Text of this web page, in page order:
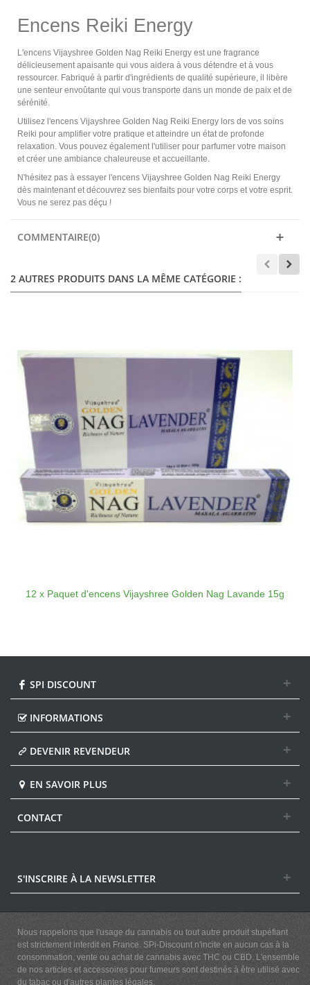
Encens Reiki Energy
L'encens Vijayshree Golden Nag Reiki Energy est une fragrance
délicieusement apaisante qui vous aidera à vous détendre et à vous
ressourcer. Fabriqué à partir d'ingrédients de qualité supérieure, il libère
une senteur envoûtante qui vous transporte dans un monde de paix et de
sérénité.
Utilisez l'encens Vijayshree Golden Nag Reiki Energy lors de vos soins
Reiki pour amplifier votre pratique et atteindre un état de profonde
relaxation. Vous pouvez également l'utiliser pour parfumer votre maison
et créer une ambiance chaleureuse et accueillante.
N'hésitez pas à essayer l'encens Vijayshree Golden Nag Reiki Energy
dès maintenant et découvrez ses bienfaits pour votre corps et votre esprit.
Vous ne serez pas déçu !
COMMENTAIRE(0)
2 AUTRES PRODUITS DANS LA MÊME CATÉGORIE :
12 x Paquet d'encens Vijayshree Golden Nag Lavande 15g
SPI DISCOUNT
INFORMATIONS
DEVENIR REVENDEUR
EN SAVOIR PLUS
CONTACT
S'INSCRIRE À LA NEWSLETTER
Nous rappelons que l'usage du cannabis ou tout autre produit stupéfiant
est strictement interdit en France. SPi-Discount n'incite en aucun cas à la
consommation, vente ou achat de cannabis avec THC ou CBD. L'ensemble
de nos articles et accessoires pour fumeurs sont destinés à être utilisé avec
du tabac ou d'autres plantes légales.